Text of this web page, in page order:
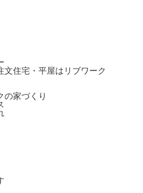
文住宅・平屋はリブワーク
の家づくり